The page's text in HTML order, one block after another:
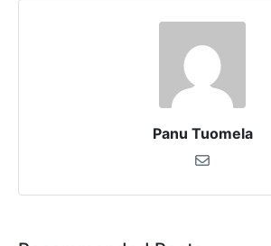
Panu Tuomela